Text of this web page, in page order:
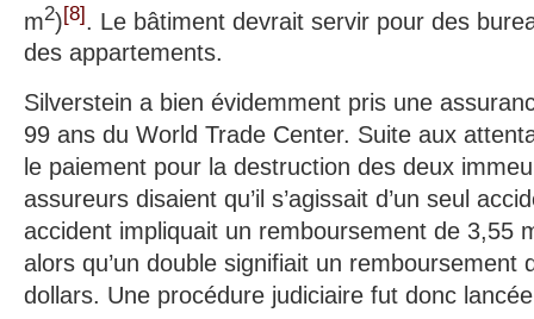
m2)[8]
. Le bâtiment devrait servir pour des
des appartements.
Silverstein a bien évidemment pris une
99 ans du World Trade Center. Suite aux
le paiement pour la destruction des deux
assureurs disaient qu’il s’agissait d’un seul
accident impliquait un remboursement de 3,55
alors qu’un double signifiait un remboursement
dollars. Une procédure judiciaire fut donc